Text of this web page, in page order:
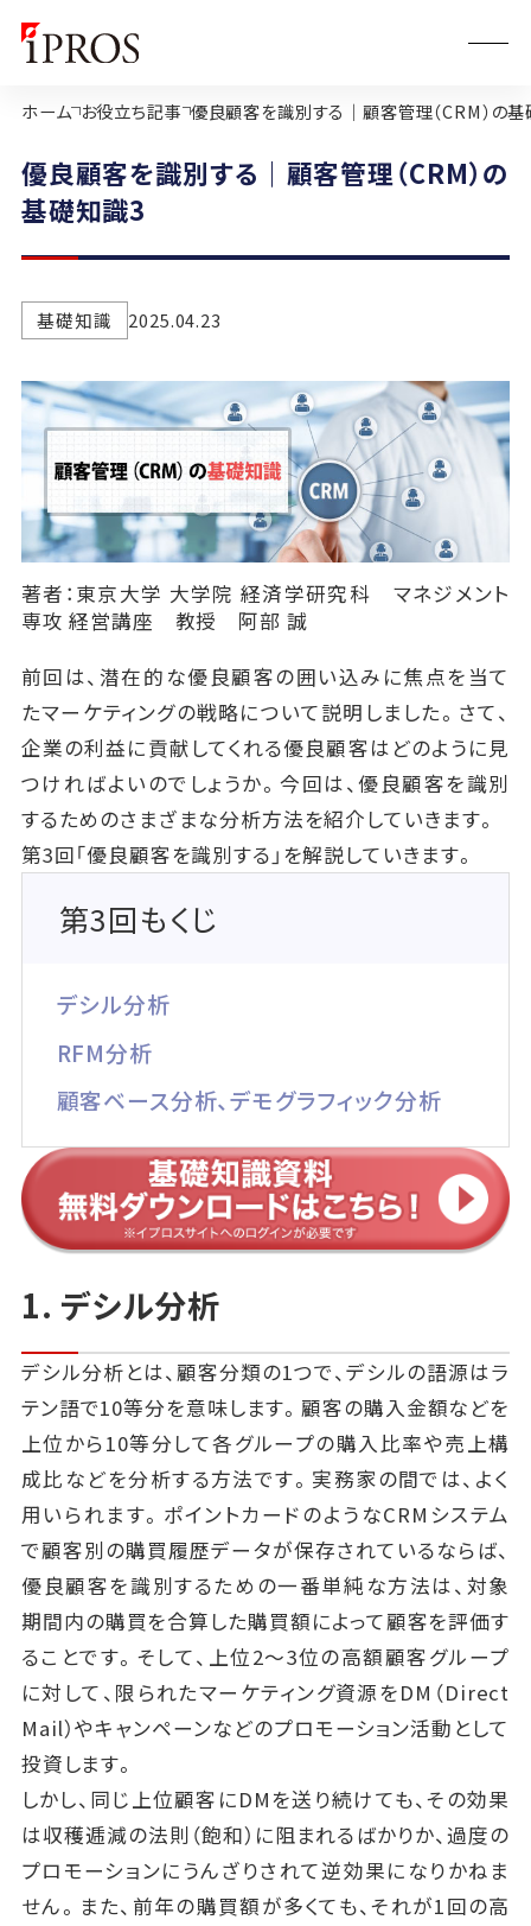
ホーム お役立ち記事 優良顧客を識別する｜顧客管理（CRM）の
優良顧客を識別する｜顧客管理（CRM）の
基礎知識3
基礎知識 2025.04.23
著者：東京大学 大学院 経済学研究科 マネジメント
専攻 経営講座 教授 阿部 誠
前回は、潜在的な優良顧客の囲い込みに焦点を当て
たマーケティングの戦略について説明しました。さて、
企業の利益に貢献してくれる優良顧客はどのように見
つければよいのでしょうか。今回は、優良顧客を識別
するためのさまざまな分析方法を紹介していきます。
第3回「優良顧客を識別する」を解説していきます。
第3回もくじ
デシル分析
RFM分析
顧客ベース分析、デモグラフィック分析
1. デシル分析
デシル分析とは、顧客分類の1つで、デシルの語源はラ
テン語で10等分を意味します。顧客の購入金額などを
上位から10等分して各グループの購入比率や売上構
成比などを分析する方法です。実務家の間では、よく
用いられます。ポイントカードのようなCRMシステム
で顧客別の購買履歴データが保存されているならば、
優良顧客を識別するための一番単純な方法は、対象
期間内の購買を合算した購買額によって顧客を評価す
ることです。そして、上位2～3位の高額顧客グループ
に対して、限られたマーケティング資源をDM（Direct
Mail）やキャンペーンなどのプロモーション活動として
投資します。
しかし、同じ上位顧客にDMを送り続けても、その効果
は収穫逓減の法則（飽和）に阻まれるばかりか、過度の
プロモーションにうんざりされて逆効果になりかねま
せん。また、前年の購買額が多くても、それが1回の高